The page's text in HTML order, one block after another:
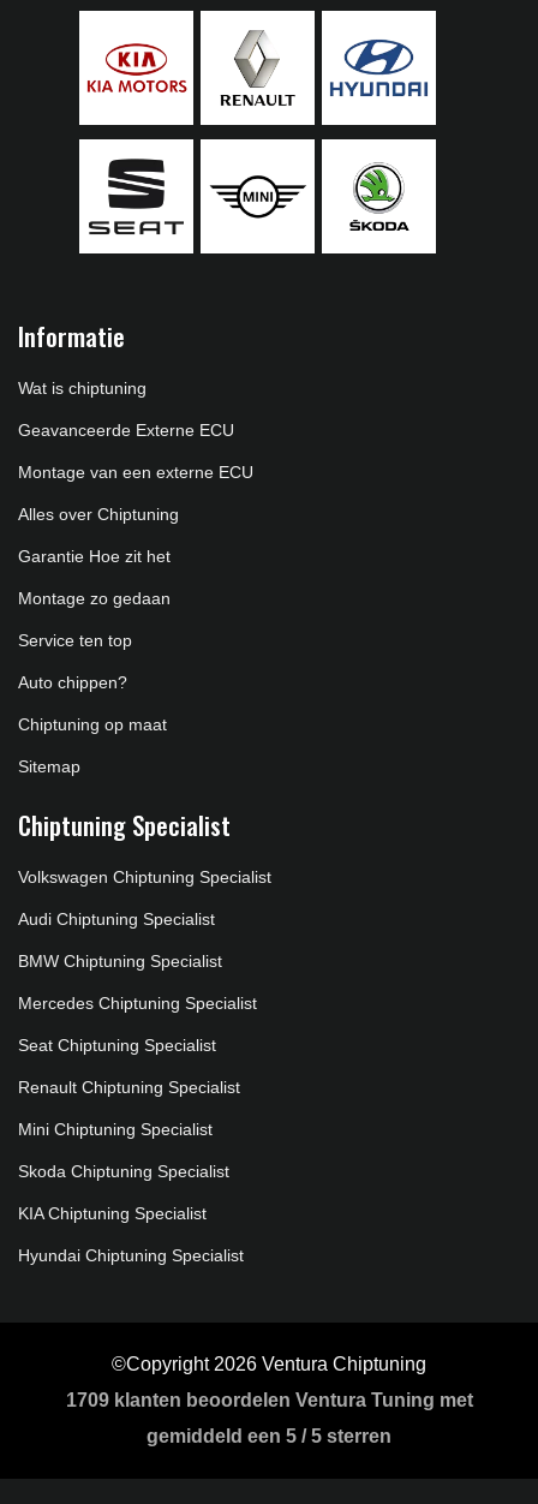
Informatie
Wat is chiptuning
Geavanceerde Externe ECU
Montage van een externe ECU
Alles over Chiptuning
Garantie Hoe zit het
Montage zo gedaan
Service ten top
Auto chippen?
Chiptuning op maat
Sitemap
Chiptuning Specialist
Volkswagen Chiptuning Specialist
Audi Chiptuning Specialist
BMW Chiptuning Specialist
Mercedes Chiptuning Specialist
Seat Chiptuning Specialist
Renault Chiptuning Specialist
Mini Chiptuning Specialist
Skoda Chiptuning Specialist
KIA Chiptuning Specialist
Hyundai Chiptuning Specialist
©Copyright 2026 Ventura Chiptuning
1709klanten beoordelen Ventura Tuning met
gemiddeld een 5 /5 sterren